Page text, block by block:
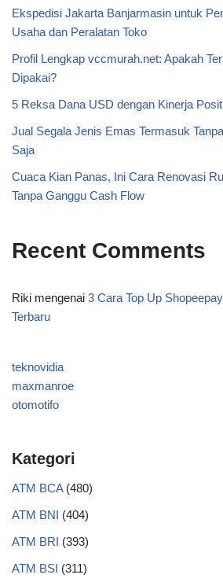
Ekspedisi Jakarta Banjarmasin untuk
Usaha dan Peralatan Toko
Profil Lengkap vccmurah.net: Apakah
Dipakai?
5 Reksa Dana USD dengan Kinerja
Jual Segala Jenis Emas Termasuk
Saja
Cuaca Kian Panas, Ini Cara Renovasi
Tanpa Ganggu Cash Flow
Recent Comments
Riki mengenai 3 Cara Top Up
Terbaru
teknovidia
maxmanroe
otomotifo
Kategori
ATM BCA(480)
ATM BNI (404)
ATM BRI (393)
ATM BSI (311)